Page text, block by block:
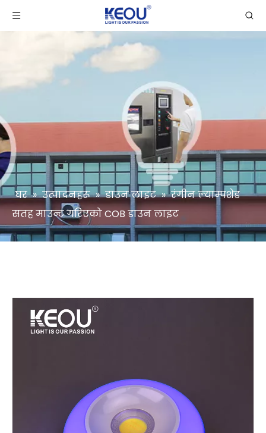
घर » उत्पादनहरू » डाउन लाइट » रंगीन ल्याम्पशेड
सतह माउन्ट गरिएको COB डाउन लाइट